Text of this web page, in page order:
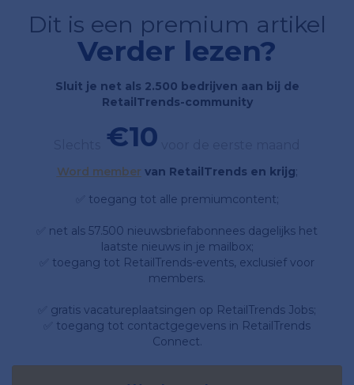
Dit is een premium artikel
Verder lezen?
Sluit je net als 2.500 bedrijven aan bij de
RetailTrends-community
€10
Word member van RetailTrends en krijg;
✅ toegang tot alle premiumcontent;
✅ net als 57.500 nieuwsbriefabonnees dagelijks het
laatste nieuws in je mailbox;
✅ toegang tot RetailTrends-events, exclusief voor
members.
✅ gratis vacatureplaatsingen op RetailTrends Jobs;
✅ toegang tot contactgegevens in RetailTrends
Connect.